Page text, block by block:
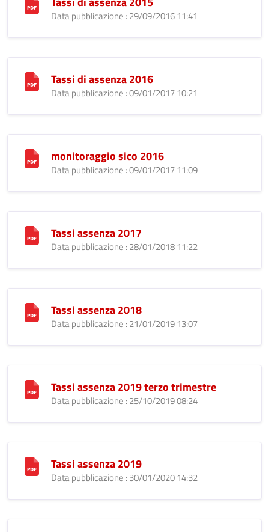
Data pubblicazione : 29/09/2016 11:41
Tassi di assenza 2016
Data pubblicazione : 09/01/2017 10:21
monitoraggio sico 2016
Data pubblicazione : 09/01/2017 11:09
Tassi assenza 2017
Data pubblicazione : 28/01/2018 11:22
Tassi assenza 2018
Data pubblicazione : 21/01/2019 13:07
Tassi assenza 2019 terzo trimestre
Data pubblicazione : 25/10/2019 08:24
Tassi assenza 2019
Data pubblicazione : 30/01/2020 14:32